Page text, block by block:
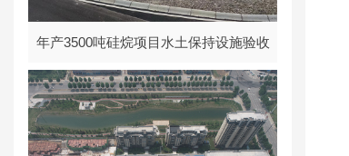
年产3500吨硅烷项目水土保持设施验收